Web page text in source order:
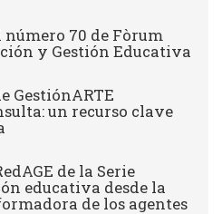
70 de Fòrum
y Gestión Educativa
GestiónARTE
un recurso clave
de la Serie
educativa desde la
de los agentes